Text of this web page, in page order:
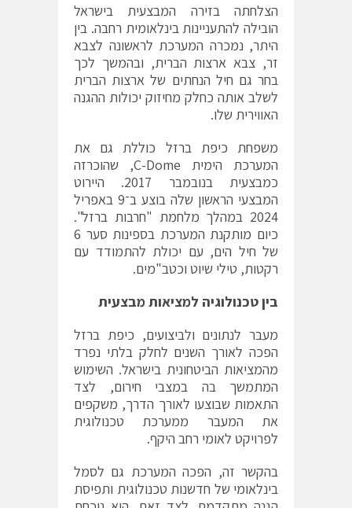
הצלחתה בזירה המבצעית בישראל
הובילה להתעניינות בינלאומית רחבה. בין
היתר, נמכרה המערכת לראשונה לצבא
זר, צבא ארצות הברית, ובהמשך לכך
בחר גם חיל הנחתים של ארצות הברית
לשלב אותה כחלק מחיזוק יכולות ההגנה
האווירית שלו.
משפחת כיפת ברזל כוללת גם את
המערכת הימית C-Dome, שהוכרזה
כמבצעית בנובמבר 2017. היירוט
המבצעי הראשון שלה בוצע ב־9 באפריל
2024 במהלך מלחמת "חרבות ברזל".
כיום מותקנת המערכת בספינות סער 6
של חיל הים, עם יכולת להתמודד עם
רקטות, טילי שיוט וכטב"מים.
בין טכנולוגיה למציאות מבצעית
מעבר לנתונים ולביצועים, כיפת ברזל
הפכה לאורך השנים לחלק בלתי נפרד
מהמציאות הביטחונית בישראל. השימוש
המתמשך בה במצבי חירום, לצד
התאמות שבוצעו לאורך הדרך, משקפים
את המעבר ממערכת טכנולוגית
לפרויקט לאומי רחב היקף.
בהקשר זה, הפכה המערכת גם לסמל
בינלאומי של חדשנות טכנולוגית ותפיסת